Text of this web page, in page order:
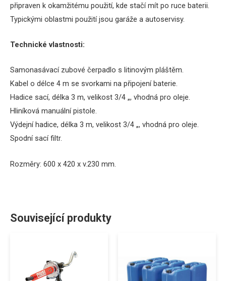
připraven k okamžitému použití, kde stačí mít po ruce baterii.
Typickými oblastmi použití jsou garáže a autoservisy.
Technické vlastnosti:
Samonasávací zubové čerpadlo s litinovým pláštěm.
Kabel o délce 4 m se svorkami na připojení baterie.
Hadice sací, délka 3 m, velikost 3/4 „, vhodná pro oleje.
Hliníková manuální pistole.
Výdejní hadice, délka 3 m, velikost 3/4 „, vhodná pro oleje.
Spodní sací filtr.
Rozměry: 600 x 420 x v.230 mm
Související produkty